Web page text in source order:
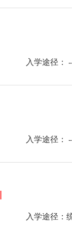
入学途径：
入学途径：
入学途径：